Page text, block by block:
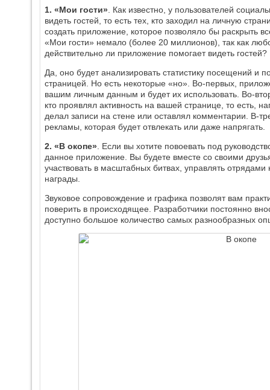
1. «Мои гости» . Как известно, у пользователей
видеть гостей, то есть тех, кто заходил на личную
создать приложение, которое позволяло бы раскрыть
«Мои гости» немало (более 20 миллионов), так как
действительно ли приложение помогает видеть
Да, оно будет анализировать статистику посещений и
страницей. Но есть некоторые «но». Во-первых,
вашим личным данным и будет их использовать. Во-
кто проявлял активность на вашей странице, то есть,
делал записи на стене или оставлял комментарии. В-
рекламы, которая будет отвлекать или даже напрягать.
2. «В окопе» . Если вы хотите повоевать под
данное приложение. Вы будете вместе со своими
участвовать в масштабных битвах, управлять
награды.
Звуковое сопровождение и графика позволят вам
поверить в происходящее. Разработчики постоянно
доступно большое количество самых разнообразных